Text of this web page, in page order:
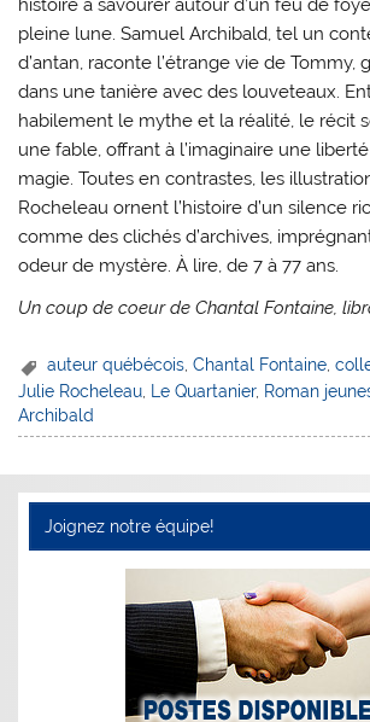
histoire à savourer autour d’un feu de
pleine lune. Samuel Archibald, tel un
d’antan, raconte l’étrange vie de Tommy,
dans une tanière avec des louveteaux.
habilement le mythe et la réalité, le récit
une fable, offrant à l’imaginaire une
magie. Toutes en contrastes, les
Rocheleau ornent l’histoire d’un silence
comme des clichés d’archives,
odeur de mystère. À lire, de 7 à 77 ans.
Un coup de coeur de Chantal Fontaine,
auteur québécois,Chantal Fontaine,
Julie Rocheleau
Le Quartanier, Roman
Archibald
Joignez notre équipe!